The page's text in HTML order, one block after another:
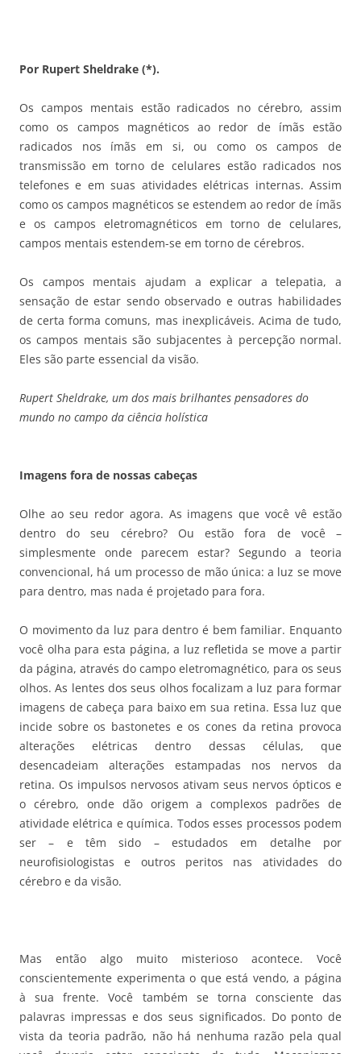
Por Rupert Sheldrake (*).
Os campos mentais estão radicados no cérebro, assim
como os campos magnéticos ao redor de ímãs estão
radicados nos ímãs em si, ou como os campos de
transmissão em torno de celulares estão radicados nos
telefones e em suas atividades elétricas internas. Assim
como os campos magnéticos se estendem ao redor de ímãs
e os campos eletromagnéticos em torno de celulares,
campos mentais estendem-se em torno de cérebros.
Os campos mentais ajudam a explicar a telepatia, a
sensação de estar sendo observado e outras habilidades
de certa forma comuns, mas inexplicáveis. Acima de tudo,
os campos mentais são subjacentes à percepção normal.
Eles são parte essencial da visão.
Rupert Sheldrake, um dos mais brilhantes pensadores do
mundo no campo da ciência holística
Imagens fora de nossas cabeças
Olhe ao seu redor agora. As imagens que você vê estão
dentro do seu cérebro? Ou estão fora de você –
simplesmente onde parecem estar? Segundo a teoria
convencional, há um processo de mão única: a luz se move
para dentro, mas nada é projetado para fora.
O movimento da luz para dentro é bem familiar. Enquanto
você olha para esta página, a luz refletida se move a partir
da página, através do campo eletromagnético, para os seus
olhos. As lentes dos seus olhos focalizam a luz para formar
imagens de cabeça para baixo em sua retina. Essa luz que
incide sobre os bastonetes e os cones da retina provoca
alterações elétricas dentro dessas células, que
desencadeiam alterações estampadas nos nervos da
retina. Os impulsos nervosos ativam seus nervos ópticos e
o cérebro, onde dão origem a complexos padrões de
atividade elétrica e química. Todos esses processos podem
ser – e têm sido – estudados em detalhe por
neurofisiologistas e outros peritos nas atividades do
cérebro e da visão.
Mas então algo muito misterioso acontece. Você
conscientemente experimenta o que está vendo, a página
à sua frente. Você também se torna consciente das
palavras impressas e dos seus significados. Do ponto de
vista da teoria padrão, não há nenhuma razão pela qual